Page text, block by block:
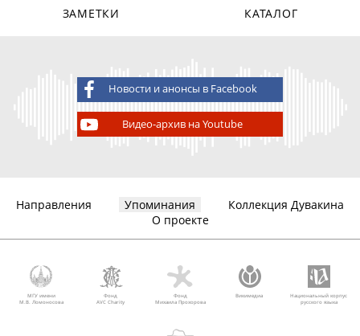
ЗАМЕТКИ
КАТАЛОГ
Новости и анонсы в Facebook
Видео-архив на Youtube
Направления Упоминания
Коллекция Дувакина
О проекте
МГУ имени
М.В. Ломоносова
Фонд
AVC Charity
Фонд
Михаила Прохорова
Викимедиа
Национальный корпус
русского языка